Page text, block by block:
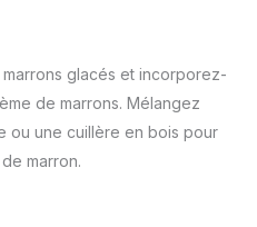
glacés et incorporez-
de marrons. Mélangez
ou une cuillère en bois pour
marron.